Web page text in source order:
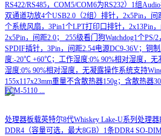
RS422/RS485，COM5/COM6为RS232）1组
双通道功放4个USB2.0（2组）排针，2x5Pin，间
个系统风扇，3Pin1个LPT打印口排针，2x13Pin，
2x5Pin，间距2.0； 255级看门狗Watchdog1个PS/
SPDIF插针，3Pin，间距2.54电源DC9-36V；铜
度:-20℃ +60℃；工作湿度:0% 90%相对湿度，
湿度:0% 90%相对湿度，无凝露操作系统支持
155x117x23mm重量不含散热器150g；含散热器
PCM-5110 ...
处理器板载英特尔8代Whiskey Lake-U系列处理
DDR4（容量可选，最大8GB）1条DDR4 SO-